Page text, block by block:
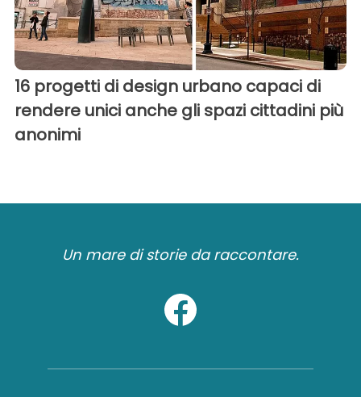
16 progetti di design urbano capaci di
rendere unici anche gli spazi cittadini più
anonimi
Un mare di storie da raccontare.